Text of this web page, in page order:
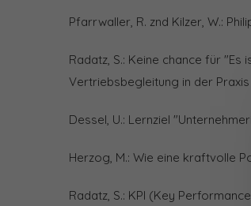
Pfarrwaller, R. znd Kilzer, W.:
Radatz, S.: Keine chance für
Vertriebsbegleitung in der Praxis
Dessel, U.: Lernziel
Herzog, M.: Wie eine kraftvolle
Radatz, S.: KPI (Key